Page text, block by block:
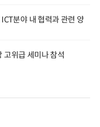
분야 내 협력과 관련 양
고위급 세미나 참석